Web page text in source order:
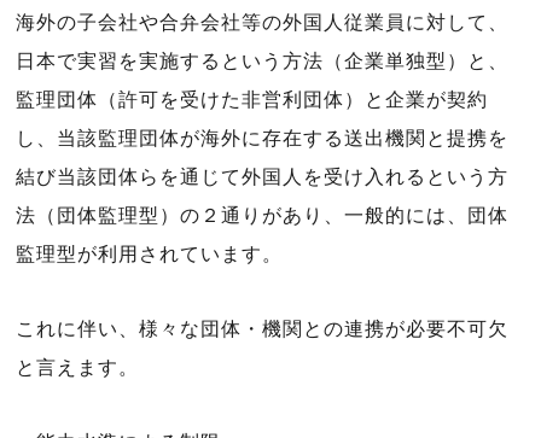
海外の子会社や合弁会社等の外国人従業員に対して、
日本で実習を実施するという方法（企業単独型）と、
監理団体（許可を受けた非営利団体）と企業が契約
し、当該監理団体が海外に存在する送出機関と提携を
結び当該団体らを通じて外国人を受け入れるという方
法（団体監理型）の２通りがあり、一般的には、団体
監理型が利用されています。
これに伴い、様々な団体・機関との連携が必要不可欠
と言えます。